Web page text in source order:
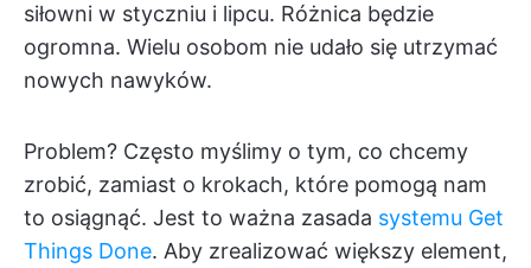
siłowni w styczniu i lipcu. Różnica będzie
ogromna. Wielu osobom nie udało się utrzymać
nowych nawyków.
Problem? Często myślimy o tym, co chcemy
zrobić, zamiast o krokach, które pomogą nam
to osiągnąć. Jest to ważna zasada systemu Get
Things Done. Aby zrealizować większy element,